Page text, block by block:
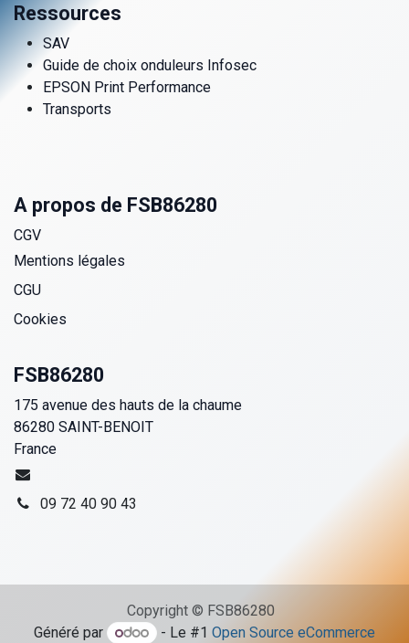
Ressources
SAV
Guide de choix onduleurs Infosec
EPSON Print Performance
Transports
A propos de FSB86280
CGV
Mentions légales
CGU
Cookies
FSB86280
175 avenue des hauts de la chaume
86280 SAINT-BENOIT
France
09 72 40 90 43
Copyright © FSB86280
Généré par
- Le #1 Open Source eCommerce